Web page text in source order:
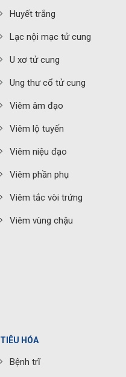
Huyết trắng
Lạc nội mạc tử cung
U xơ tử cung
Ung thư cổ tử cung
Viêm âm đạo
Viêm lộ tuyến
Viêm niệu đạo
Viêm phần phụ
Viêm tắc vòi trứng
Viêm vùng chậu
TIÊU HÓA
Bệnh trĩ